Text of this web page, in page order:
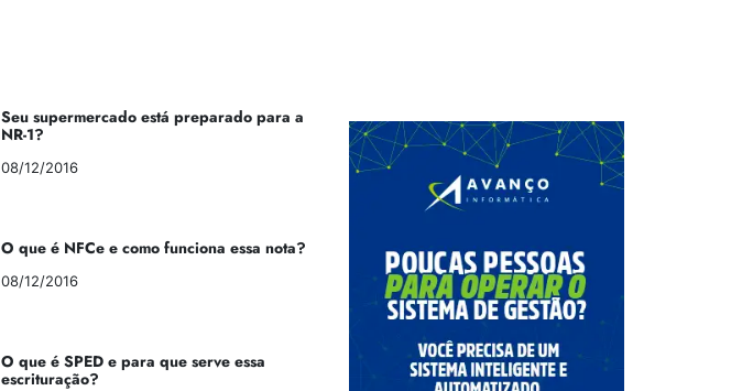
Seu supermercado está preparado para a
NR-1?
08/12/2016
O que é NFCe e como funciona essa nota?
08/12/2016
O que é SPED e para que serve essa
escrituração?